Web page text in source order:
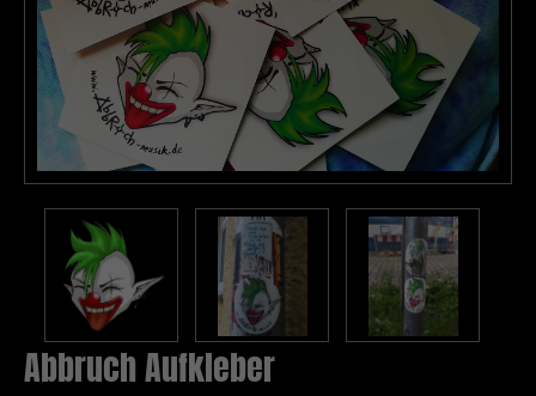
Abbruch Aufkleber